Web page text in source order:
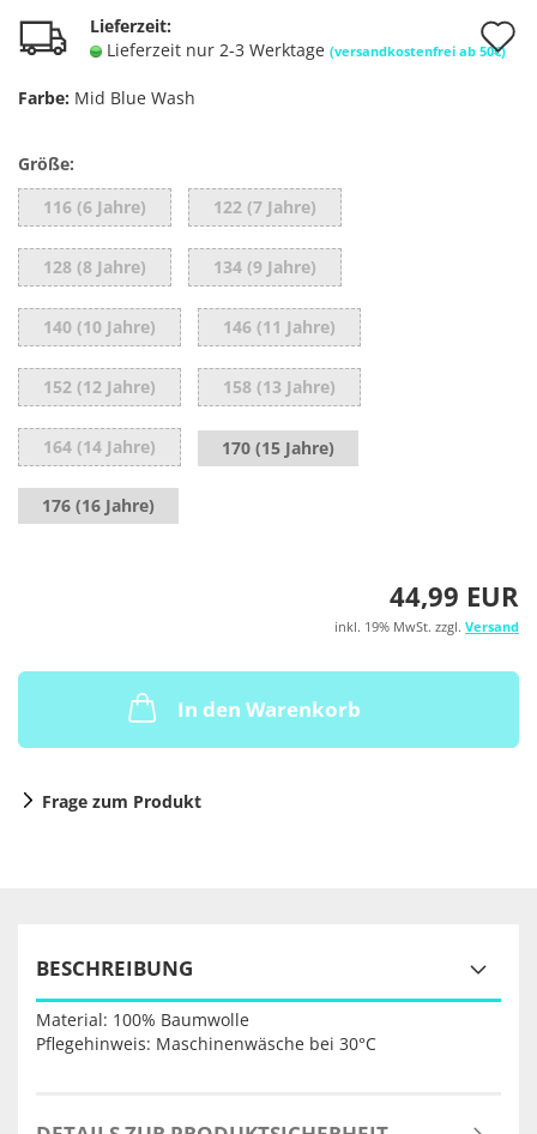
Lieferzeit:
Lieferzeit nur 2-3 Werktage (versandkostenfrei ab 50€)
Farbe: Mid Blue Wash
Größe:
116 (6 Jahre)
122 (7 Jahre)
128 (8 Jahre) 134 (9 Jahre)
140 (10 Jahre) 146 (11 Jahre)
152 (12 Jahre) 158 (13 Jahre)
164 (14 Jahre) 170 (15 Jahre)
176 (16 Jahre)
44,99 EUR
inkl. 19% MwSt. zzgl. Versand
In den Warenkorb
Frage zum Produkt
BESCHREIBUNG
Material: 100% Baumwolle
Pflegehinweis: Maschinenwäsche bei 30°C